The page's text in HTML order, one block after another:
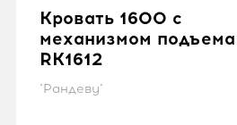
Кровать 1600 с
механизмом подъема
RK1612
"Рандеву"